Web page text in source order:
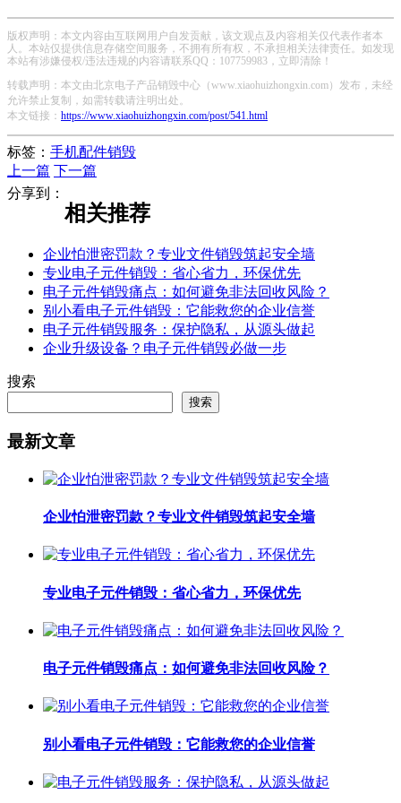
版权声明：本文内容由互联网用户自发贡献，该文观点及内容相关仅代表作者本
人。本站仅提供信息存储空间服务，不拥有所有权，不承担相关法律责任。如发现
本站有涉嫌侵权/违法违规的内容请联系QQ：107759983，立即清除！
转载声明：本文由北京电子产品销毁中心（www.xiaohuizhongxin.com）发布，未经
允许禁止复制，如需转载请注明出处。
本文链接： https://www.xiaohuizhongxin.com/post/541.html
标签： 手机配件销毁
上一篇
下一篇
分享到：
相关推荐
企业怕泄密罚款？专业文件销毁筑起安全墙
专业电子元件销毁：省心省力，环保优先
电子元件销毁痛点：如何避免非法回收风险？
别小看电子元件销毁：它能救您的企业信誉
电子元件销毁服务：保护隐私，从源头做起
企业升级设备？电子元件销毁必做一步
搜索
搜索
最新文章
企业怕泄密罚款？专业文件销毁筑起安全墙
专业电子元件销毁：省心省力，环保优先
电子元件销毁痛点：如何避免非法回收风险？
别小看电子元件销毁：它能救您的企业信誉